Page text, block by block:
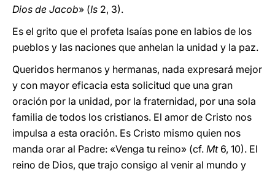
Dios de Jacob» (Is 2, 3).
Es el grito que el profeta Isaías pone en labios de los
pueblos y las naciones que anhelan la unidad y la paz.
Queridos hermanos y hermanas, nada expresará mejor
y con mayor eficacia esta solicitud que una gran
oración por la unidad, por la fraternidad, por una sola
familia de todos los cristianos. El amor de Cristo nos
impulsa a esta oración. Es Cristo mismo quien nos
manda orar al Padre: «Venga tu reino» (cf. Mt6, 10). El
reino de Dios, que trajo consigo al venir al mundo y